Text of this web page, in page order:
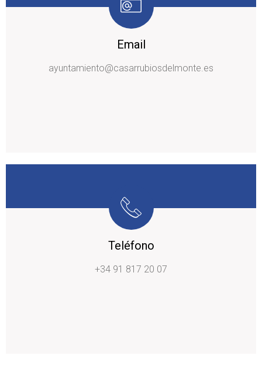
Email
ayuntamiento@casarrubiosdelmonte.es
Teléfono
+34 91 817 20 07